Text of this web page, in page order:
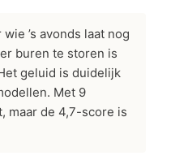
wie ’s avonds laat nog
buren te storen is
geluid is duidelijk
Met 9
maar de 4,7-score is